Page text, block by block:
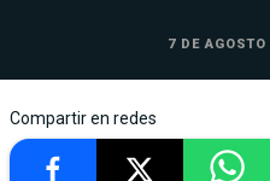
7 DE
Compartir en redes